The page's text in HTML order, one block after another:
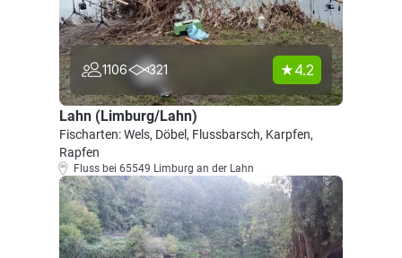
1106 321 4.2
Lahn (Limburg/Lahn)
Fischarten: Wels, Döbel, Flussbarsch, Karpfen,
Rapfen
Fluss bei 65549 Limburg an der Lahn